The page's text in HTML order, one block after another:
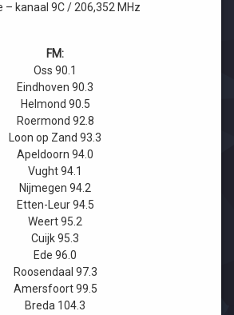
– kanaal 9C / 206,352 MHz
FM:
Oss 90.1
Eindhoven 90.3
Helmond 90.5
Roermond 92.8
Loon op Zand 93.3
Apeldoorn 94.0
Vught 94.1
Nijmegen 94.2
Etten-Leur 94.5
Weert 95.2
Cuijk 95.3
Ede 96.0
Roosendaal 97.3
Amersfoort 99.5
Breda 104.3